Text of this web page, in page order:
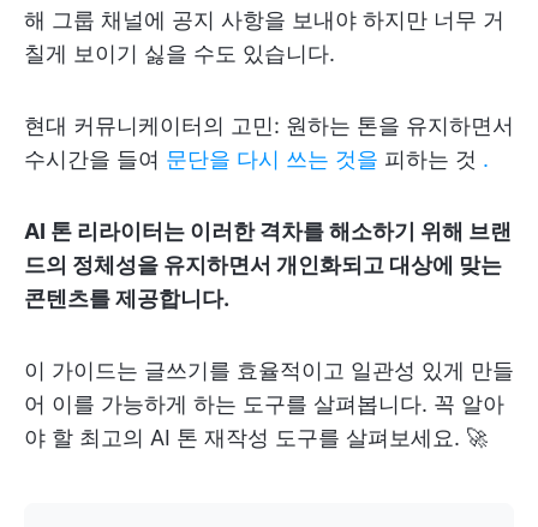
해 그룹 채널에 공지 사항을 보내야 하지만 너무 거
칠게 보이기 싫을 수도 있습니다.
현대 커뮤니케이터의 고민: 원하는 톤을 유지하면서
수시간을 들여 문단을 다시 쓰는 것을 피하는 것 .
AI 톤 리라이터는 이러한 격차를 해소하기 위해 브랜
드의 정체성을 유지하면서 개인화되고 대상에 맞는
콘텐츠를 제공합니다.
이 가이드는 글쓰기를 효율적이고 일관성 있게 만들
어 이를 가능하게 하는 도구를 살펴봅니다. 꼭 알아
야 할 최고의 AI 톤 재작성 도구를 살펴보세요. 🚀